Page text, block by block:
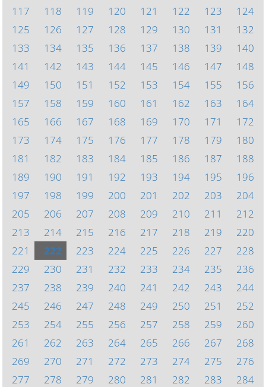
117
118 119 120 121 122 123
124
125
126 127 128 129 130 131
132
133
134 135 136 137 138 139
140
141
142 143 144 145 146 147
148
149
150 151 152 153 154 155
156
157
158 159 160 161 162 163
164
165
166 167 168 169 170 171
172
173
174 175 176 177 178 179
180
181
182 183 184 185 186 187
188
189
190 191 192 193 194 195
196
197
198 199 200 201 202 203
204
205
206 207 208 209 210 211
212
213
214 215 216 217 218 219
220
221
222 223 224 225 226 227
228
229
230 231 232 233 234 235
236
237
238 239 240 241 242 243
244
245
246 247 248 249 250 251
252
253
254 255 256 257 258 259
260
261
262 263 264 265 266 267
268
269
270 271 272 273 274 275
276
277
278 279 280 281 282 283
284